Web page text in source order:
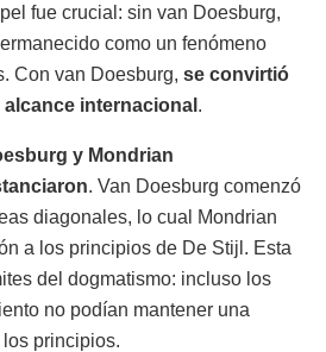
fue crucial: sin van Doesburg,
como un fenómeno
Con van Doesburg, se convirtió
internacional .
y Mondrian
. Van Doesburg comenzó
diagonales, lo cual Mondrian
a los principios de De Stijl. Esta
del dogmatismo: incluso los
no podían mantener una
principios.